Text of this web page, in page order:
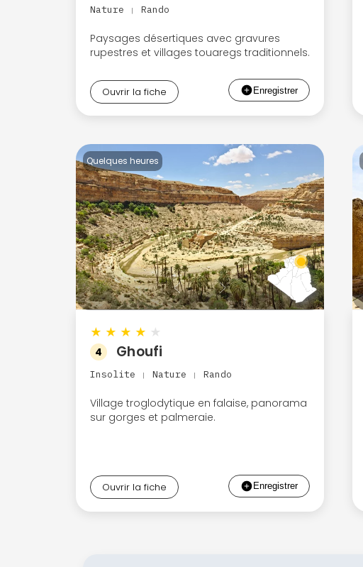
Nature | Rando
Paysages désertiques avec gravures
rupestres et villages touaregs traditionnels.
Ouvrir la fiche
Quelques heures
★ ★ ★ ★ ★
4 Ghoufi
Insolite | Nature | Rando
Village troglodytique en falaise, panorama
sur gorges et palmeraie.
Ouvrir la fiche